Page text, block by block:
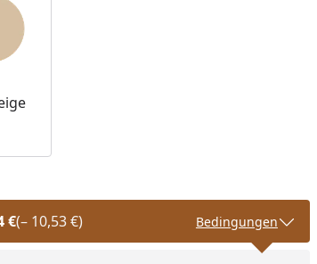
mm, H: 150 mm Edelstahlzylinder: Ø100
Ø200 mm, H: 100 mm
€(– 10,53 €) Bedingungen